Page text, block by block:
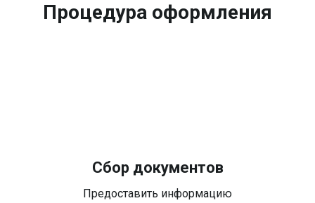
Процедура оформления
Сбор документов
Предоставить информацию